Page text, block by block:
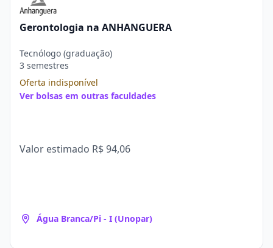
Gerontologia na ANHANGUERA
Tecnólogo (graduação)
3 semestres
Oferta indisponível
Ver bolsas em outras faculdades
Valor estimado R$ 94,06
Água Branca/Pi - I (Unopar)